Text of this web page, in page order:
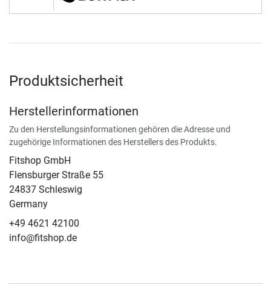
Produktsicherheit
Herstellerinformationen
Zu den Herstellungsinformationen gehören die Adresse und
zugehörige Informationen des Herstellers des Produkts.
Fitshop GmbH
Flensburger Straße 55
24837 Schleswig
Germany
+49 4621 42100
info@fitshop.de